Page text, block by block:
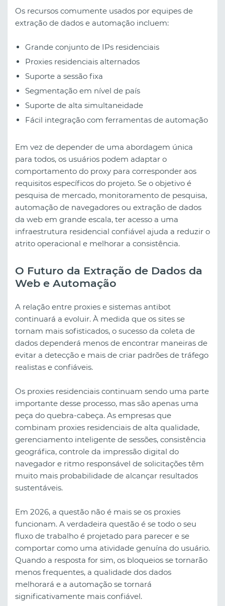
Os recursos comumente usados ​​por equipes de
extração de dados e automação incluem:
Grande conjunto de IPs residenciais
Proxies residenciais alternados
Suporte a sessão fixa
Segmentação em nível de país
Suporte de alta simultaneidade
Fácil integração com ferramentas de automação
Em vez de depender de uma abordagem única
para todos, os usuários podem adaptar o
comportamento do proxy para corresponder aos
requisitos específicos do projeto. Se o objetivo é
pesquisa de mercado, monitoramento de pesquisa,
automação de navegadores ou extração de dados
da web em grande escala, ter acesso a uma
infraestrutura residencial confiável ajuda a reduzir o
atrito operacional e melhorar a consistência.
O Futuro da Extração de Dados da
Web e Automação
A relação entre proxies e sistemas antibot
continuará a evoluir. À medida que os sites se
tornam mais sofisticados, o sucesso da coleta de
dados dependerá menos de encontrar maneiras de
evitar a detecção e mais de criar padrões de tráfego
realistas e confiáveis.
Os proxies residenciais continuam sendo uma parte
importante desse processo, mas são apenas uma
peça do quebra-cabeça. As empresas que
combinam proxies residenciais de alta qualidade,
gerenciamento inteligente de sessões, consistência
geográfica, controle da impressão digital do
navegador e ritmo responsável de solicitações têm
muito mais probabilidade de alcançar resultados
sustentáveis.
Em 2026, a questão não é mais se os proxies
funcionam. A verdadeira questão é se todo o seu
fluxo de trabalho é projetado para parecer e se
comportar como uma atividade genuína do usuário.
Quando a resposta for sim, os bloqueios se tornarão
menos frequentes, a qualidade dos dados
melhorará e a automação se tornará
significativamente mais confiável.